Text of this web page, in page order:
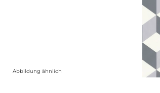
Abbildung ähnlich